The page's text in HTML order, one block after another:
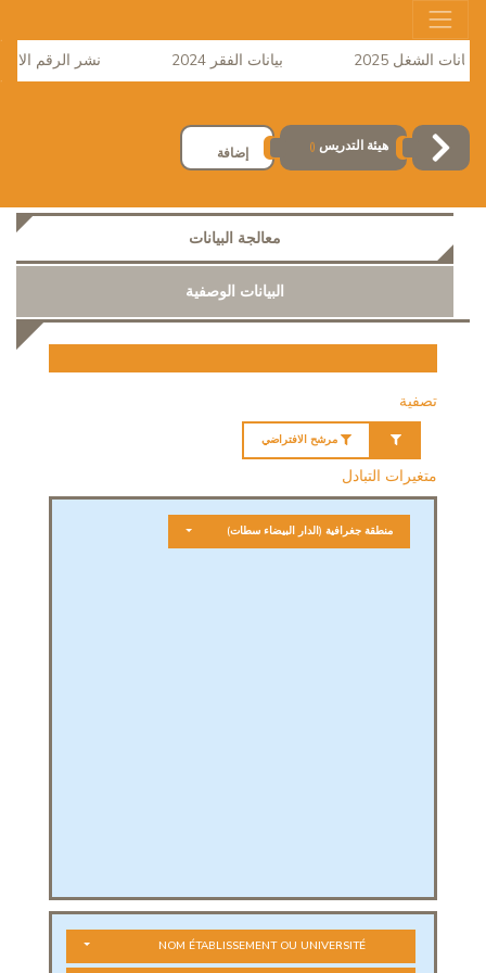
الشغل 2025 بيانات الفقر 2024 نشر الرقم
هيئة التدريس () إضافة
معالجة البيانات
البيانات الوصفية
تصفية
مرشح الافتراضي
متغيرات التبادل
منطقة جغرافية (الدار البيضاء سطات)
NOM ÉTABLISSEMENT OU UNIVERSITÉ